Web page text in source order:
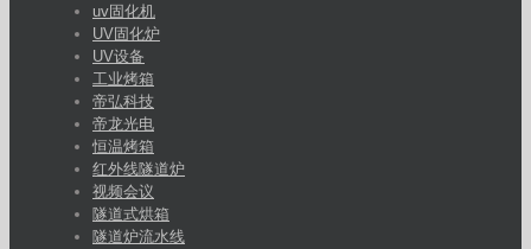
uv固化机
UV固化炉
UV设备
工业烤箱
帝弘科技
帝龙光电
恒温烤箱
红外线隧道炉
视频会议
隧道式烘箱
隧道炉流水线